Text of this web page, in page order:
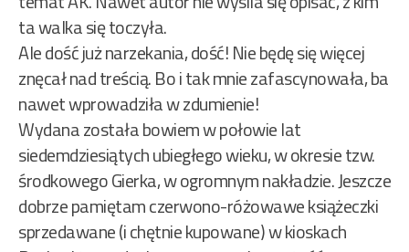
ta walka się toczyła.
Ale dość już narzekania, dość! Nie będę się więcej
znęcał nad treścią. Bo i tak mnie zafascynowała, ba
nawet wprowadziła w zdumienie!
Wydana została bowiem w połowie lat
siedemdziesiątych ubiegłego wieku, w okresie tzw.
środkowego Gierka, w ogromnym nakładzie. Jeszcze
dobrze pamiętam czerwono-różowawe książeczki
sprzedawane (i chętnie kupowane) w kioskach